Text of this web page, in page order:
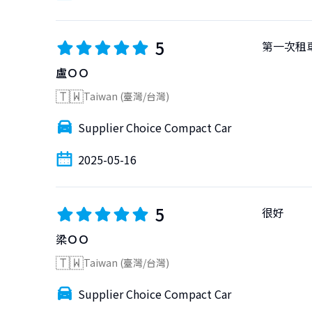
5
盧ＯＯ
🇹🇼Taiwan (臺灣/台灣)
Supplier Choice Compact Car
2025-05-16
第一次租
5
梁ＯＯ
🇹🇼Taiwan (臺灣/台灣)
Supplier Choice Compact Car
很好